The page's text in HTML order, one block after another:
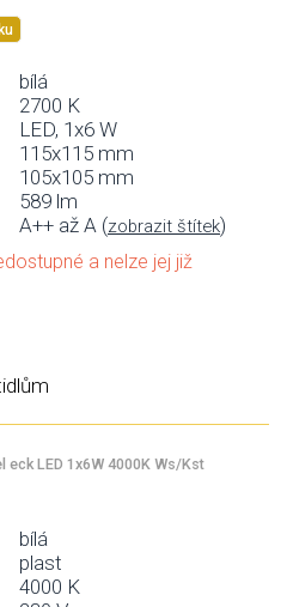
bílá
2700 K
LED, 1x6 W
115x115 mm
105x105 mm
589 lm
A++ až A (zobrazit štítek)
a nelze jej již
eck LED 1x6W 4000K Ws/Kst
bílá
plast
4000 K